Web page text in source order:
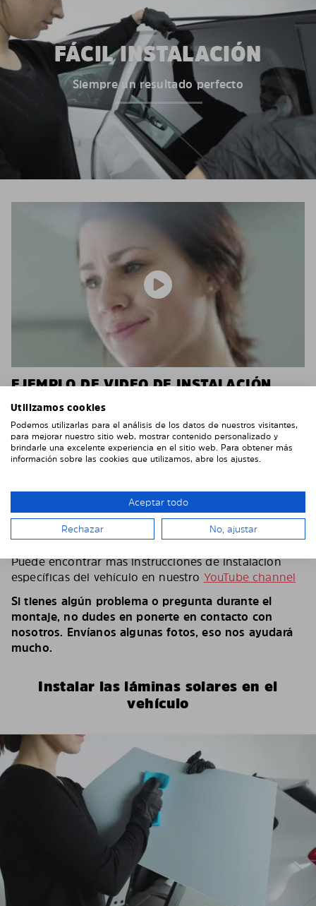
FÁCIL INSTALACIÓN
Siempre un resultado perfecto
EJEMPLO DE VIDEO DE INSTALACIÓN
No tienes que ir al taller para instalar los paneles. En
la mayoría de los casos no necesitarás ninguna
herramienta.
En la mayoría de los vehículos, tú mismo puedes
Según el número de láminas y el vehículo, puedes
tardar entre 15 y 30 minutos.
Puede encontrar más instrucciones de instalación
específicas del vehículo en nuestro YouTube channel
Si tienes algún problema o pregunta durante el
montaje, no dudes en ponerte en contacto con
nosotros. Envíanos algunas fotos, eso nos ayudará
mucho.
Instalar las láminas solares en el
vehículo
Utilizamos cookies
Podemos utilizarlas para el análisis de los datos de nuestros visitantes,
para mejorar nuestro sitio web, mostrar contenido personalizado y
brindarle una excelente experiencia en el sitio web. Para obtener más
información sobre las cookies que utilizamos, abre los ajustes.
Aceptar todo
Rechazar No, ajustar